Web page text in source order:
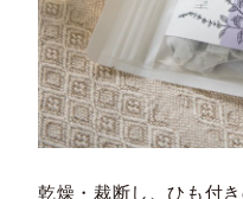
乾燥・裁断し、ひも付